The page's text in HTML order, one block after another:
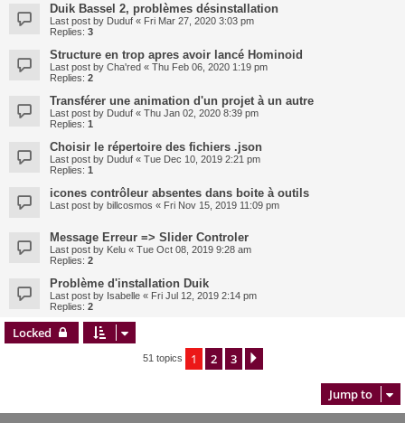
Duik Bassel 2, problèmes désinstallation
Last post by Duduf « Fri Mar 27, 2020 3:03 pm
Replies: 3
Structure en trop apres avoir lancé Hominoid
Last post by Cha'red « Thu Feb 06, 2020 1:19 pm
Replies: 2
Transférer une animation d'un projet à un autre
Last post by Duduf « Thu Jan 02, 2020 8:39 pm
Replies: 1
Choisir le répertoire des fichiers .json
Last post by Duduf « Tue Dec 10, 2019 2:21 pm
Replies: 1
icones contrôleur absentes dans boite à outils
Last post by billcosmos « Fri Nov 15, 2019 11:09 pm
Message Erreur => Slider Controler
Last post by Kelu « Tue Oct 08, 2019 9:28 am
Replies: 2
Problème d'installation Duik
Last post by Isabelle « Fri Jul 12, 2019 2:14 pm
Replies: 2
Locked
51 topics 1 2 3
Jump to